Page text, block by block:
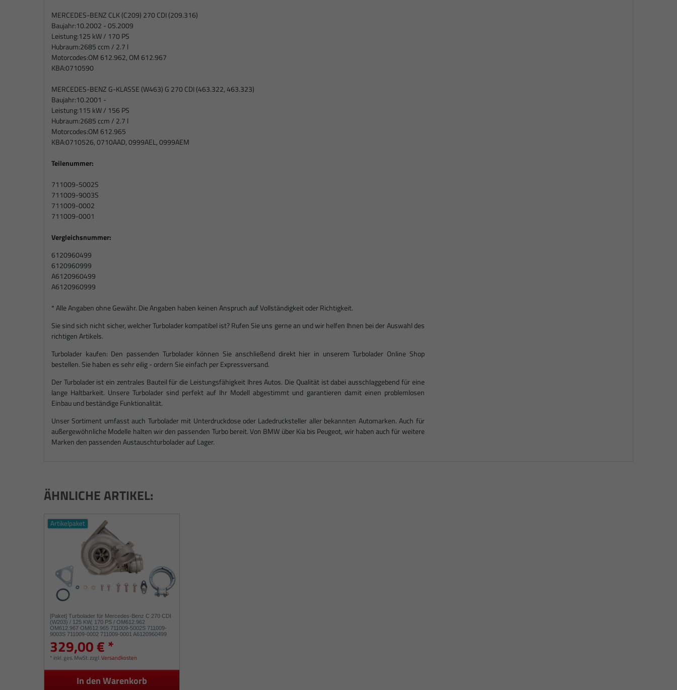
MERCEDES-BENZ CLK (C209) 270 CDI (209.316)
Baujahr:10.2002 - 05.2009
Leistung:125 kW / 170 PS
Hubraum:2685 ccm / 2.7 l
Motorcodes:OM 612.962, OM 612.967
KBA:0710590
MERCEDES-BENZ G-KLASSE (W463) G 270 CDI (463.322, 463.323)
Baujahr:10.2001 -
Leistung:115 kW / 156 PS
Hubraum:2685 ccm / 2.7 l
Motorcodes:OM 612.965
KBA:0710526, 0710AAD, 0999AEL, 0999AEM
Teilenummer:
711009-5002S
711009-9003S
711009-0002
711009-0001
Vergleichsnummer:
6120960499
6120960999
A6120960499
A6120960999
* Alle Angaben ohne Gewähr. Die Angaben haben keinen Anspruch auf Vollständigkeit oder Richtigkeit.
Sie sind sich nicht sicher, welcher Turbolader kompatibel ist? Rufen Sie uns gerne an und wir helfen Ihnen bei der Auswahl des
richtigen Artikels.
Turbolader kaufen: Den passenden Turbolader können Sie anschließend direkt hier in unserem Turbolader Online Shop
bestellen. Sie haben es sehr eilig - ordern Sie einfach per Expressversand.
Der Turbolader ist ein zentrales Bauteil für die Leistungsfähigkeit Ihres Autos. Die Qualität ist dabei ausschlaggebend für eine
lange Haltbarkeit. Unsere Turbolader sind perfekt auf Ihr Modell abgestimmt und garantieren damit einen problemlosen
Einbau und beständige Funktionalität.
Unser Sortiment umfasst auch Turbolader mit Unterdruckdose oder Ladedrucksteller aller bekannten Automarken. Auch für
außergewöhnliche Modelle halten wir den passenden Turbo bereit. Von BMW über Kia bis Peugeot, wir haben auch für weitere
Marken den passenden Austauschturbolader auf Lager.
ÄHNLICHE ARTIKEL:
Artikelpaket
[Paket] Turbolader für Mercedes-Benz C 270 CDI
(W203) / 125 KW, 170 PS / OM612.962
OM612.967 OM612.965 711009-5002S 711009-
9003S 711009-0002 711009-0001 A6120960499
329,00 € *
* inkl. ges. MwSt.zzgl.Versandkosten
In den Warenkorb